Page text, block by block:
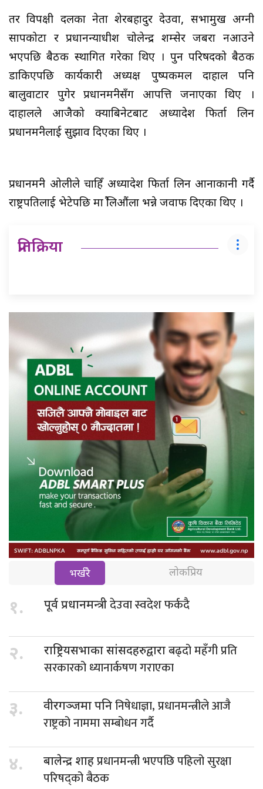
तर विपक्षी दलका नेता शेरबहादुर देउवा, सभामुख अग्नी
सापकोटा र प्रधानन्याधीश चोलेन्द्र शम्सेर जबरा नआउने
भएपछि बैठक स्थागित गरेका थिए । पुन परिषदको बैठक
डाकिएपछि कार्यकारी अध्यक्ष पुष्पकमल दाहाल पनि
बालुवाटार पुगेर प्रधानमन्त्रीसँग आपत्ति जनाएका थिए ।
दाहालले आजैको क्याबिनेटबाट अध्यादेश फिर्ता लिन
प्रधानमन्त्रीलाई सुझाव दिएका थिए ।
प्रधानमन्त्री ओलीले चाहिँ अध्यादेश फिर्ता लिन आनाकानी गर्दै
राष्ट्रपतिलाई भेटेपछि मात्रै लिऔंला भन्ने जवाफ दिएका थिए ।
प्रतिक्रिया
भर्खरै लोकप्रिय
१. पूर्व प्रधानमन्त्रीदेउवा स्वदेश फर्कदै
२. राष्ट्रियसभाका सांसदहरुद्वाराबढ्दो महँगी प्रति
सरकारको ध्यानार्कषण गराएका
३. वीरगञ्जमा पनिनिषेधाज्ञा, प्रधानमन्त्रीले आजै
राष्ट्रको नाममा सम्बोधन गर्दै
४. बालेन्द्र शाहप्रधानमन्त्री भएपछि पहिलो सुरक्षा
परिषद्को बैठक